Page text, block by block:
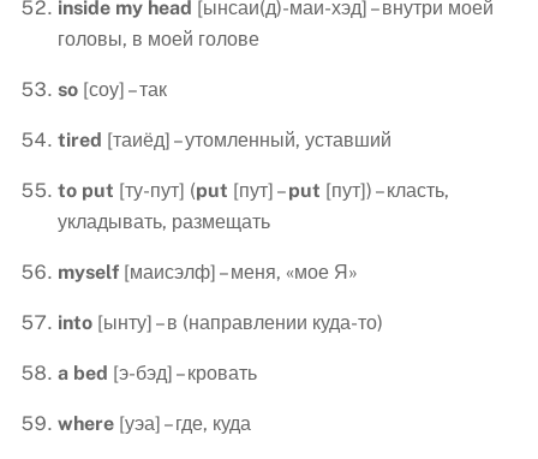
inside my head [ынсаи(д)-маи-хэд] – внутри моей
головы, в моей голове
so [соу] – так
tired [таиёд] – утомленный, уставший
to put [ту-пут] (put [пут] –put [пут]) – класть,
укладывать, размещать
myself [маисэлф] – меня, «мое Я»
into [ынту] – в (направлении куда-то)
a bed [э-бэд] – кровать
where [уэа] – где, куда